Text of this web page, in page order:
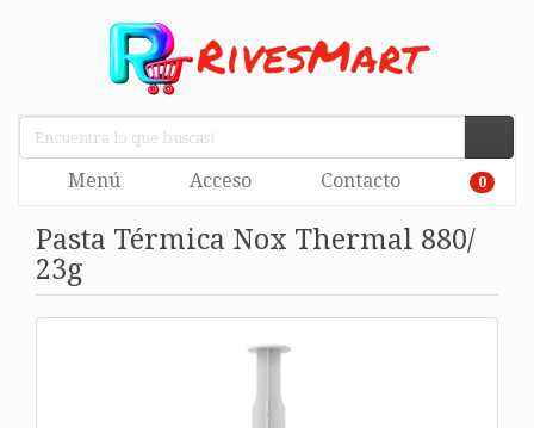
Menú Acceso Contacto 0
Pasta Térmica Nox Thermal 880/
23g